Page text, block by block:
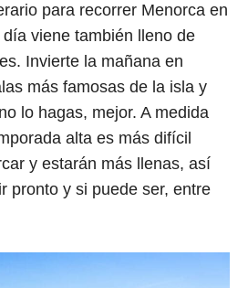
para recorrer Menorca en
viene también lleno de
Invierte la mañana en
más famosas de la isla y
lo hagas, mejor. A medida
alta es más difícil
y estarán más llenas, así
pronto y si puede ser, entre